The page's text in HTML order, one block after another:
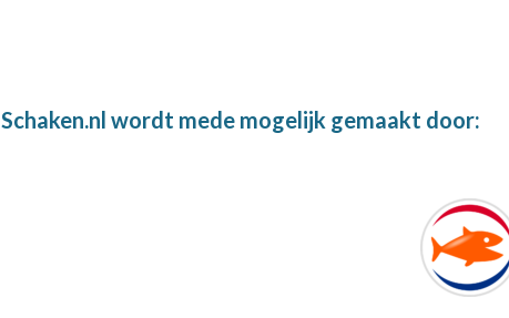
Schaken.nl wordt mede mogelijk gemaakt door: